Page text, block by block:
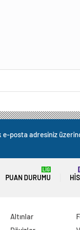
e-posta adresiniz
PUAN DURUMU
LİG
Altınlar